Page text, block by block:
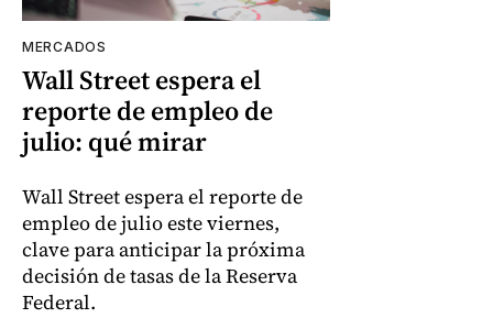
MERCADOS
Wall Street espera el
reporte de empleo de
julio: qué mirar
Wall Street espera el reporte de
empleo de julio este viernes,
clave para anticipar la próxima
decisión de tasas de la Reserva
Federal.